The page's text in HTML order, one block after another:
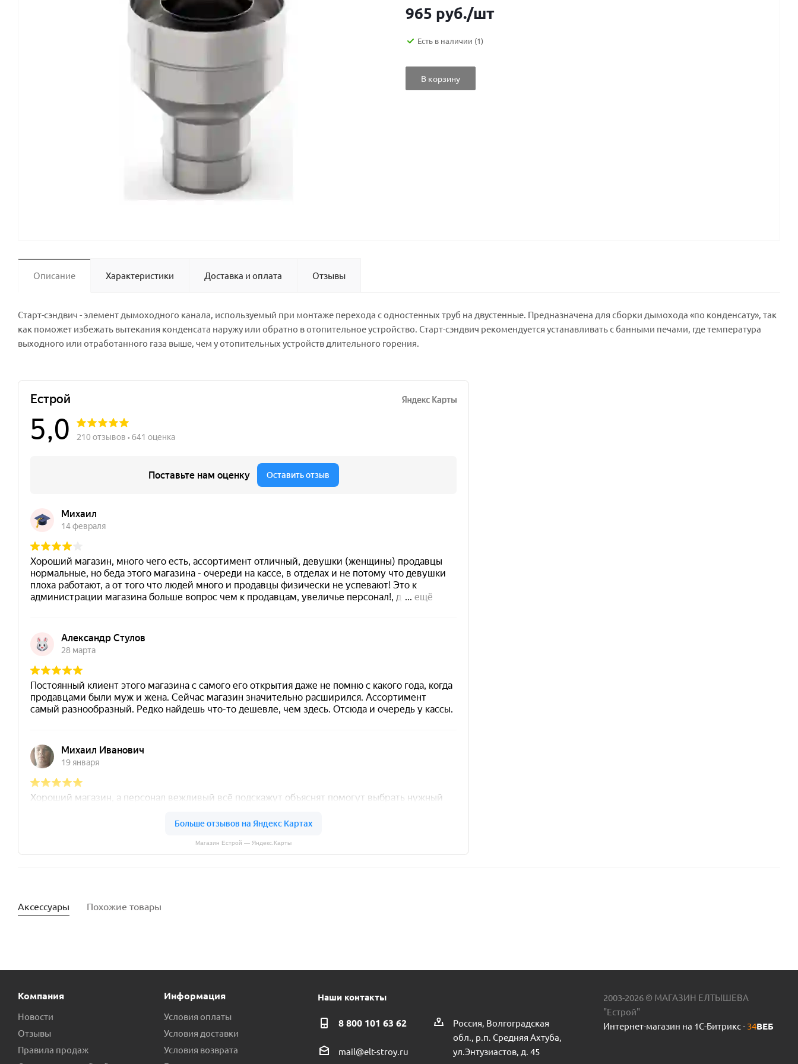
965 руб./шт
Есть в наличии (1)
В корзину
Описание Характеристики Доставка и оплата Отзывы
Старт-сэндвич - элемент дымоходного канала, используемый при монтаже перехода с одностенных труб на двустенные. Предназначена для сборки дымохода «по конденсату», так
как поможет избежать вытекания конденсата наружу или обратно в отопительное устройство. Старт-сэндвич рекомендуется устанавливать с банными печами, где температура
выходного или отработанного газа выше, чем у отопительных устройств длительного горения.
Магазин Естрой — Яндекс.Карты
Аксессуары Похожие товары
Муфта ПНД POELSAN 90х3 наружная резьба пр.Турция Муфта ПНД VALFEX 20х20 соединительная пр.Россия Тройник эл/свар. 40 ПЭ 100 SDR11 пр.Россия
Компания
Новости
Отзывы
Правила продаж
Информация
Условия оплаты
Условия доставки
Условия возврата
Наши контакты
8 800 101 63 62
mail@elt-stroy.ru
Россия, Волгоградская
обл., р.п. Средняя Ахтуба,
ул.Энтузиастов, д. 45
2003-2026 © МАГАЗИН ЕЛТЫШЕВА
"Естрой"
Интернет-магазин на 1С-Битрикс - 34ВЕБ